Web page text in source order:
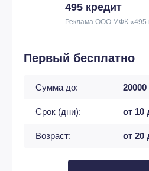
495 кредит
Реклама ООО МФК «495
Первый бесплатно
Сумма до: 20000
Срок (дни): от 10
Возраст: от 20